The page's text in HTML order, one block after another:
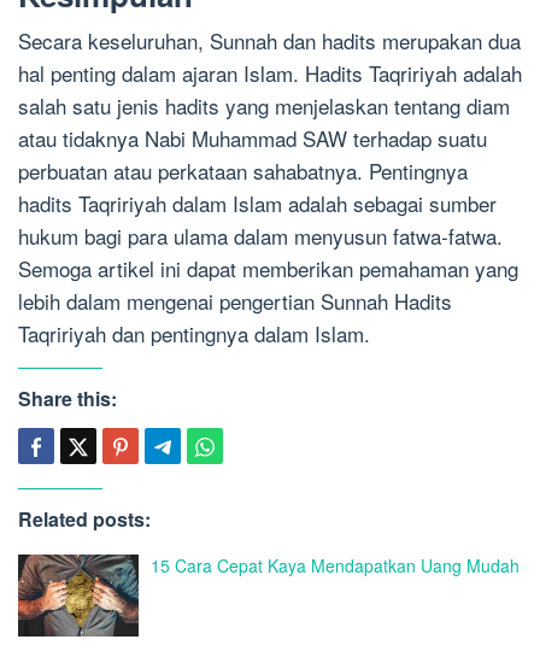
Secara keseluruhan, Sunnah dan hadits merupakan dua
hal penting dalam ajaran Islam. Hadits Taqririyah adalah
salah satu jenis hadits yang menjelaskan tentang diam
atau tidaknya Nabi Muhammad SAW terhadap suatu
perbuatan atau perkataan sahabatnya. Pentingnya
hadits Taqririyah dalam Islam adalah sebagai sumber
hukum bagi para ulama dalam menyusun fatwa-fatwa.
Semoga artikel ini dapat memberikan pemahaman yang
lebih dalam mengenai pengertian Sunnah Hadits
Taqririyah dan pentingnya dalam Islam.
Share this:
Related posts:
15 Cara Cepat Kaya Mendapatkan Uang Mudah